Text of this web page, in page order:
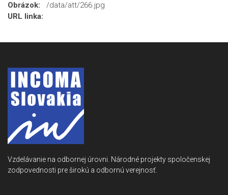
Obrázok:
/data/att/266.jpg
URL linka:
Vzdelávanie na odbornej úrovni. Národné projekty spoločenskej
zodpovednosti pre širokú a odbornú verejnosť.